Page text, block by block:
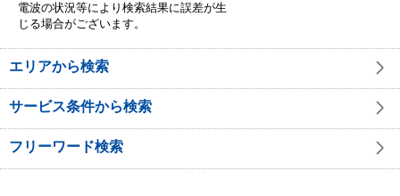
電波の状況等により検索結果に誤差が生
じる場合がございます。
エリアから検索
サービス条件から検索
フリーワード検索